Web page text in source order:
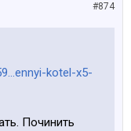
#874
kotel-x5-
Починить